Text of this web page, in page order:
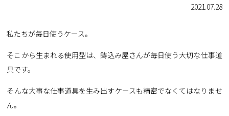
2021.07.28
私たちが毎日使うケース。
そこから生まれる使用型は、鋳込み屋さんが毎日使う大切な仕事道
具です。
そんな大事な仕事道具を生み出すケースも精密でなくてはなりませ
ん。